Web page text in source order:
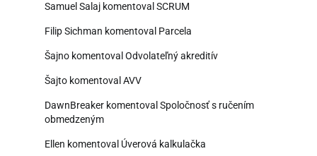
Samuel Salaj komentoval SCRUM
Filip Sichman komentoval Parcela
Šajno komentoval Odvolateľný akreditív
Šajto komentoval AVV
DawnBreaker komentoval Spoločnosť s ručením
obmedzeným
Ellen komentoval Úverová kalkulačka